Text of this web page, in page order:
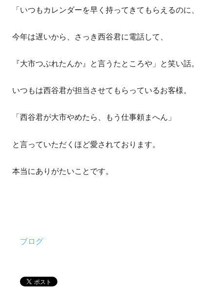
「いつもカレンダーを早く持ってきてもらえるのに、
今年は遅いから、さっき西谷君に電話して、
『大市つぶれたんか』と言うたところや」と笑い話。
いつもは西谷君が担当させてもらっているお客様。
「西谷君が大市やめたら、もう仕事頼まへん」
と言っていただくほど愛されております。
本当にありがたいことです。
ブログ